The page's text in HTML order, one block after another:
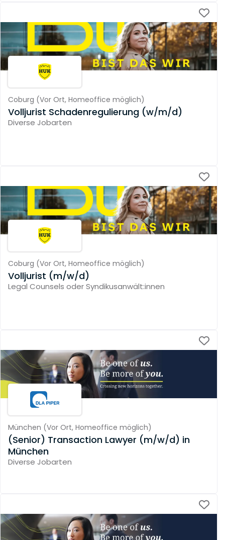
Coburg (Vor Ort, Homeoffice möglich)
Volljurist Schadenregulierung (w/m/d)
Diverse Jobarten
Coburg (Vor Ort, Homeoffice möglich)
Volljurist (m/w/d)
Legal Counsels oder Syndikusanwält:innen
München (Vor Ort, Homeoffice möglich)
(Senior) Transaction Lawyer (m/w/d) in
München
Diverse Jobarten